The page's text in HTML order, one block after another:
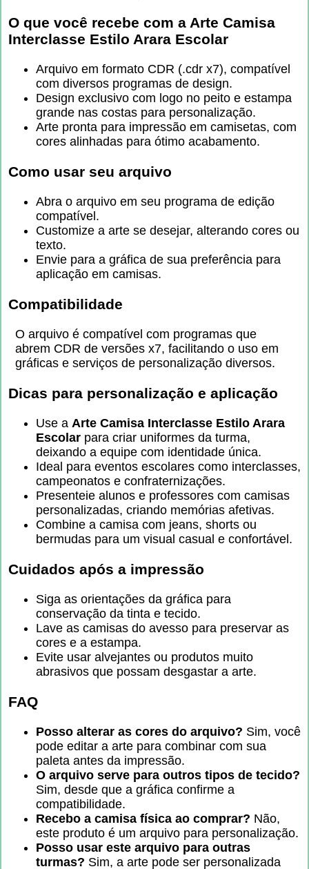
O que você recebe com a Arte Camisa
Interclasse Estilo Arara Escolar
Arquivo em formato CDR (.cdr x7), compatível
com diversos programas de design.
Design exclusivo com logo no peito e estampa
grande nas costas para personalização.
Arte pronta para impressão em camisetas, com
cores alinhadas para ótimo acabamento.
Como usar seu arquivo
Abra o arquivo em seu programa de edição
compatível.
Customize a arte se desejar, alterando cores ou
texto.
Envie para a gráfica de sua preferência para
aplicação em camisas.
Compatibilidade
O arquivo é compatível com programas que
abrem CDR de versões x7, facilitando o uso em
gráficas e serviços de personalização diversos.
Dicas para personalização e aplicação
Use a Arte Camisa Interclasse Estilo Arara
Escolar para criar uniformes da turma,
deixando a equipe com identidade única.
Ideal para eventos escolares como interclasses,
campeonatos e confraternizações.
Presenteie alunos e professores com camisas
personalizadas, criando memórias afetivas.
Combine a camisa com jeans, shorts ou
bermudas para um visual casual e confortável.
Cuidados após a impressão
Siga as orientações da gráfica para
conservação da tinta e tecido.
Lave as camisas do avesso para preservar as
cores e a estampa.
Evite usar alvejantes ou produtos muito
abrasivos que possam desgastar a arte.
FAQ
Posso alterar as cores do arquivo? Sim, você
pode editar a arte para combinar com sua
paleta antes da impressão.
O arquivo serve para outros tipos de tecido?
Sim, desde que a gráfica confirme a
compatibilidade.
Recebo a camisa física ao comprar? Não,
este produto é um arquivo para personalização.
Posso usar este arquivo para outras
turmas? Sim, a arte pode ser personalizada